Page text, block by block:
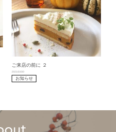
ご来店の前に ２
2021/10/30
お知らせ